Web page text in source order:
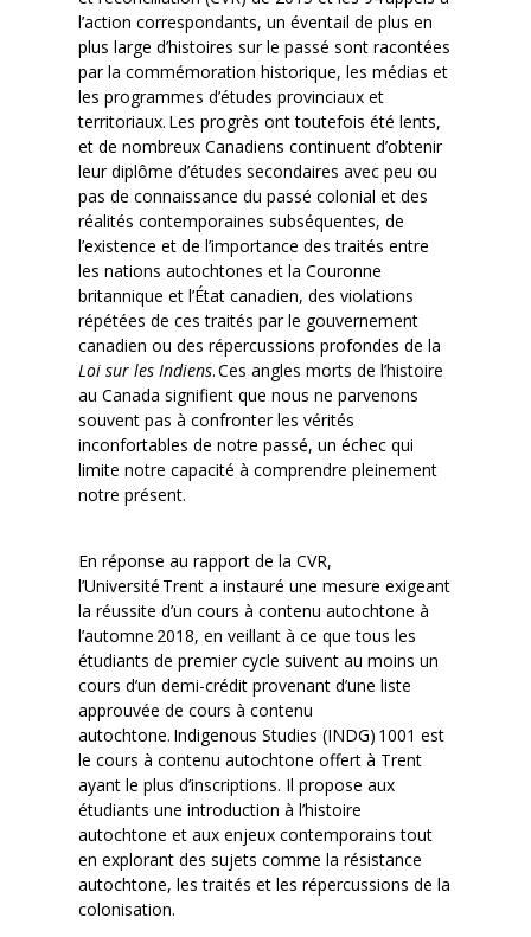
l’action correspondants, un éventail de plus en
plus large d’histoires sur le passé sont racontées
par la commémoration historique, les médias et
les programmes d’études provinciaux et
territoriaux. Les progrès ont toutefois été lents,
et de nombreux Canadiens continuent d’obtenir
leur diplôme d’études secondaires avec peu ou
pas de connaissance du passé colonial et des
réalités contemporaines subséquentes, de
l’existence et de l’importance des traités entre
les nations autochtones et la Couronne
britannique et l’État canadien, des violations
répétées de ces traités par le gouvernement
canadien ou des répercussions profondes de la
Loi sur les Indiens. Ces angles morts de l’histoire
au Canada signifient que nous ne parvenons
souvent pas à confronter les vérités
inconfortables de notre passé, un échec qui
limite notre capacité à comprendre pleinement
notre présent.
En réponse au rapport de la CVR,
l’Université Trent a instauré une mesure exigeant
la réussite d’un cours à contenu autochtone à
l’automne 2018, en veillant à ce que tous les
étudiants de premier cycle suivent au moins un
cours d’un demi-crédit provenant d’une liste
approuvée de cours à contenu
autochtone. Indigenous Studies (INDG) 1001 est
le cours à contenu autochtone offert à Trent
ayant le plus d’inscriptions. Il propose aux
étudiants une introduction à l’histoire
autochtone et aux enjeux contemporains tout
en explorant des sujets comme la résistance
autochtone, les traités et les répercussions de la
colonisation.